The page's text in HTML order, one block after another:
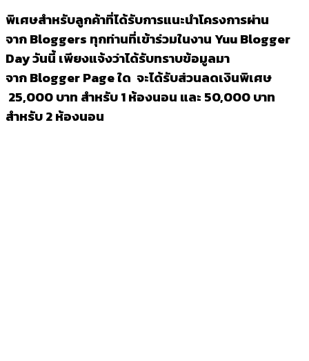
พิเศษสำหรับลูกค้าที่ได้รับการแนะนำโครงการผ่าน
จากBloggers ทุกท่านที่เข้าร่วมในงาน Yuu Blogger
Day วันนี้ เพียงแจ้งว่าได้รับทราบข้อมูลมา
จาก Blogger Page ใด จะได้รับส่วนลดเงินพิเศษ
25,000 บาท สำหรับ 1 ห้องนอน และ 50,000 บาท
สำหรับ 2 ห้องนอน